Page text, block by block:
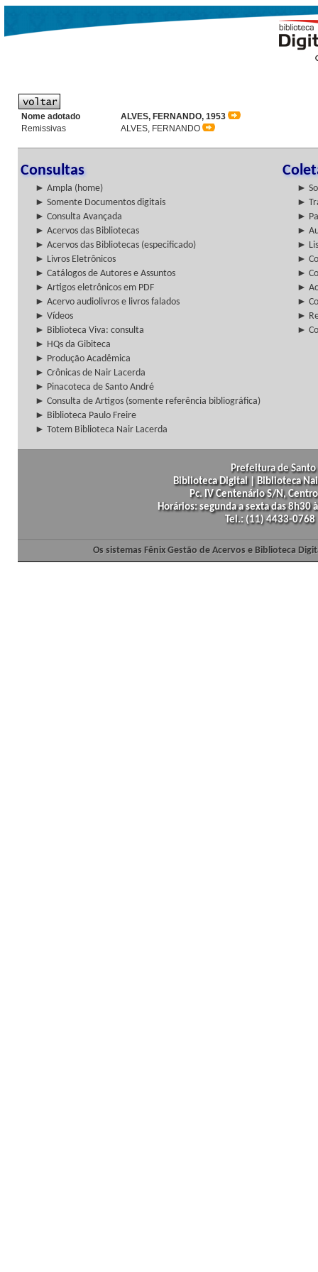
Nome adotado
ALVES, FERNANDO, 1953
Remissivas
ALVES, FERNANDO
Consultas
► Ampla (home)
►
► Somente Documentos digitais
►
► Consulta Avançada
►
► Acervos das Bibliotecas
►
► Acervos das Bibliotecas (especificado)
►
► Livros Eletrônicos
►
► Catálogos de Autores e Assuntos
►
► Artigos eletrônicos em PDF
►
► Acervo audiolivros e livros falados
►
► Vídeos
►
► Biblioteca Viva: consulta
►
► HQs da Gibiteca
► Produção Acadêmica
► Crônicas de Nair Lacerda
► Pinacoteca de Santo André
► Consulta de Artigos (somente referência bibliográfica)
► Biblioteca Paulo Freire
► Totem Biblioteca Nair Lacerda
Prefeitura de
Biblioteca Digital | Biblioteca
Pc. IV Centenário S/N,
Horários: segunda a sexta das
Tel.: (11) 4433-
Os sistemas Fênix Gestão de Acervos e Biblioteca